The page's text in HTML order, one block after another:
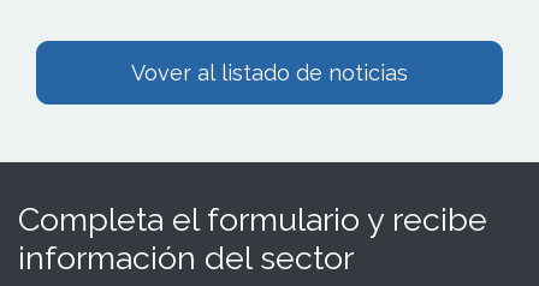
Vover al listado de noticias
Completa el formulario y recibe
información del sector